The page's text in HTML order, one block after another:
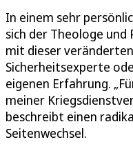
In einem sehr
sich der Theologe und
mit dieser
Sicherheitsexperte
eigenen Erfahrung.
meiner
beschreibt einen
Seitenwechsel.